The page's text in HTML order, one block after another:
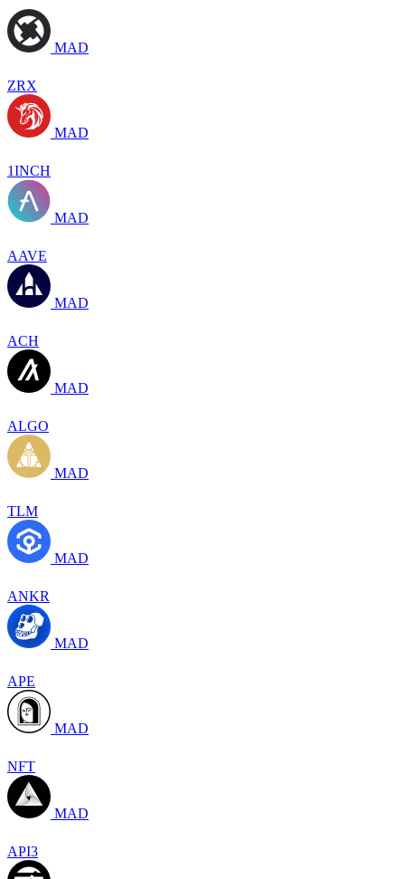
MAD
ZRX
MAD
1INCH
MAD
AAVE
MAD
ACH
MAD
ALGO
MAD
TLM
MAD
ANKR
MAD
APE
MAD
NFT
MAD
API3